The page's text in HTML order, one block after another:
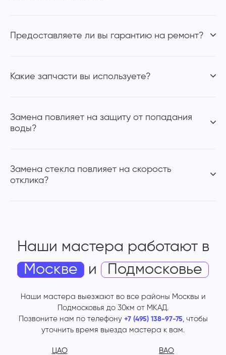
Предоставляете ли вы гарантию на ремонт?
Какие запчасти вы используете?
Замена повлияет на защиту от попадания
воды?
Замена стекла повлияет на скорость
отклика?
Наши мастера работают в
Москве
и Подмосковье
Наши мастера выезжают во все районы Москвы и
Подмосковья до 30км от МКАД.
Позвоните нам по телефону +7 (495) 138-97-75, чтобы
уточнить время выезда мастера к вам.
ЦАО
ВАО